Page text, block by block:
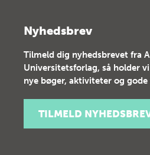
Nyhedsbrev
Tilmeld dig nyhedsbrevet fra
Universitetsforlag, så holder
nye bøger, aktiviteter og
TILMELD